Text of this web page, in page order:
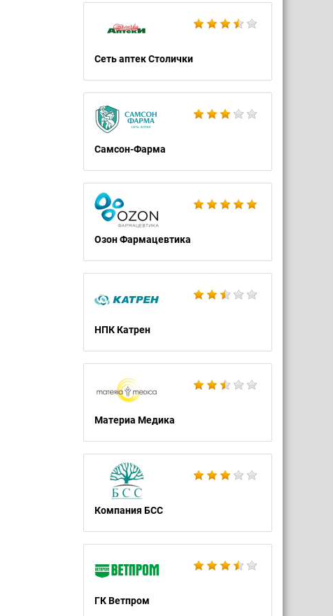
Сеть аптек Столички
Самсон-Фарма
Озон Фармацевтика
НПК Катрен
Материа Медика
Компания БСС
ГК Ветпром